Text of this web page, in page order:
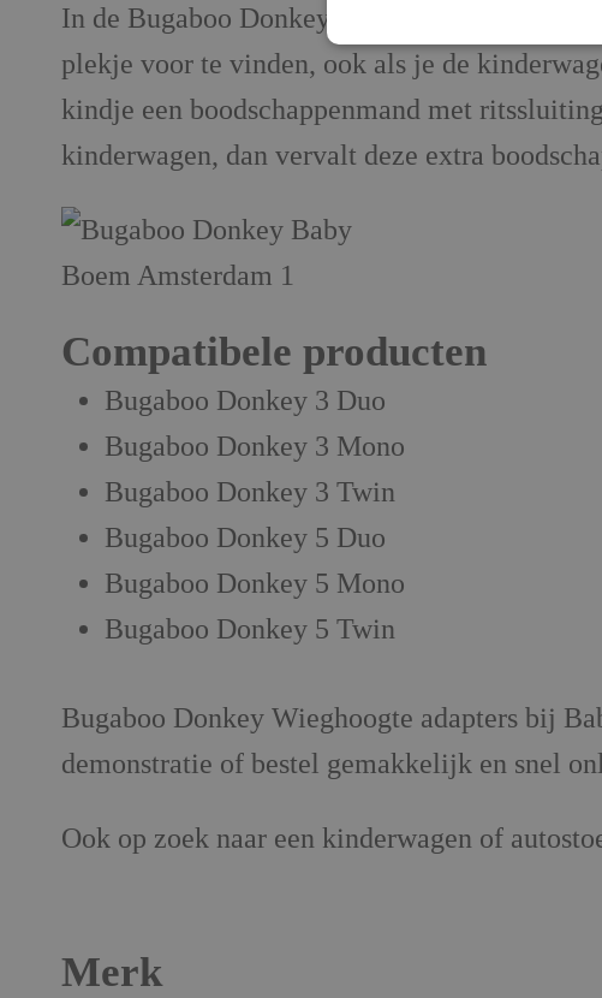
In de Bugaboo Donkey 5 kun je extreem
plekje voor te vinden, ook als je de
kindje een boodschappenmand met
kinderwagen, dan vervalt deze extra
Compatibele producten
Bugaboo Donkey 3 Duo
Bugaboo Donkey 3 Mono
Bugaboo Donkey 3 Twin
Bugaboo Donkey 5 Duo
Bugaboo Donkey 5 Mono
Bugaboo Donkey 5 Twin
Bugaboo Donkey Wieghoogte adapters bij
demonstratie of bestel gemakkelijk en snel
Ook op zoek naar een kinderwagen of
Merk